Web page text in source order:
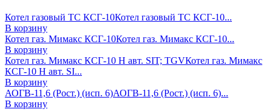
Котел газовый ТС КСГ-10Котел газовый ТС КСГ-10...
В корзину
Котел газ. Мимакс КСГ-10Котел газ. Мимакс КСГ-10...
В корзину
Котел газ. Мимакс КСГ-10 Н авт. SIT; TGVКотел газ. Мимакс
КСГ-10 Н авт. SI...
В корзину
АОГВ-11,6 (Рост.) (исп. 6)АОГВ-11,6 (Рост.) (исп. 6)...
В корзину